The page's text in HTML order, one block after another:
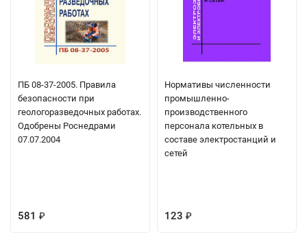
ПБ 08-37-2005. Правила
безопасности при
геологоразведочных работах.
Одобрены Роснедрами
07.07.2004
581 ₽
Нормативы численности
промышленно-
производственного
персонала котельных в
составе электростанций и
сетей
123 ₽